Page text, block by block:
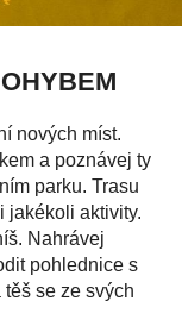
nových míst.
a poznávej ty
parku. Trasu
jakékoli aktivity.
Nahrávej
pohlednice s
se ze svých